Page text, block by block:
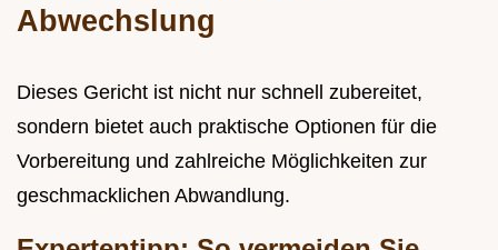
Abwechslung
Dieses Gericht ist nicht nur schnell zubereitet,
sondern bietet auch praktische Optionen für die
Vorbereitung und zahlreiche Möglichkeiten zur
geschmacklichen Abwandlung.